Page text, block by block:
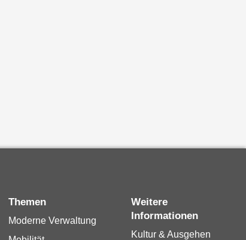
Themen
Moderne Verwaltung
Weitere
Informationen
Kultur & Ausgehen